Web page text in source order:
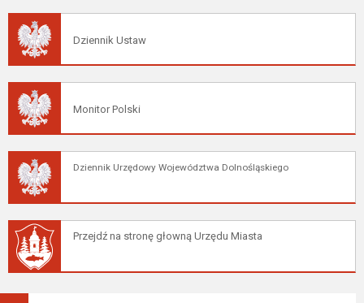
Dziennik Ustaw
Monitor Polski
Dziennik Urzędowy Województwa Dolnośląskiego
Przejdź na stronę głowną Urzędu Miasta